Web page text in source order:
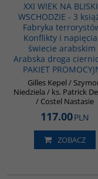
XXI WIEK NA
WSCHODZIE - 3
Fabryka
Konflikty i
świecie arabskim
Arabska droga
PAKIET
Gilles Kepel /
Niedziela / ks. Patrick
/ Costel Nastasie
117.00PLN
ZOBACZ